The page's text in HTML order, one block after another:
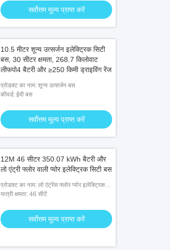
सर्वोत्तम मूल्य प्राप्त करें
10.5 मीटर शून्य उत्सर्जन इलेक्ट्रिक सिटी
बस, 30 सीटर क्षमता, 268.7 किलोवाट
लीफपो4 बैटरी और ≥250 किमी ड्राइविंग रेंज
प्रोडक्ट का नाम: शून्य उत्सर्जन बस
कीवर्ड: ईवी बस
सर्वोत्तम मूल्य प्राप्त करें
12M 46 सीटर 350.07 kWh बैटरी और
लो एंट्री फ्लोर वाली प्योर इलेक्ट्रिक सिटी बस
प्रोडक्ट का नाम: लो एंट्रेंस फ्लोर प्योर इलेक्ट्रिक
सिटी बसें
यात्री क्षमता: 46 सीटें
सर्वोत्तम मूल्य प्राप्त करें